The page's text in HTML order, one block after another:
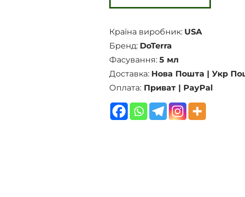
Країна виробник: USA
Бренд: DoTerra
Фасування: 5 мл
Доставка: Нова Пошта | Укр
Оплата:Приват | PayPal